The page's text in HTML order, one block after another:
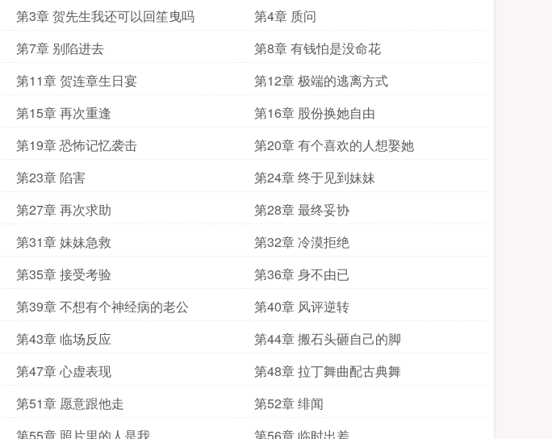
第3章 贺先生我还可以回笙曳吗
第4章 质问
第7章 别陷进去
第8章 有钱怕是没命花
第11章 贺连章生日宴
第12章 极端的逃离方式
第15章 再次重逢
第16章 股份换她自由
第19章 恐怖记忆袭击
第20章 有个喜欢的人想娶她
第23章 陷害
第24章 终于见到妹妹
第27章 再次求助
第28章 最终妥协
第31章 妹妹急救
第32章 冷漠拒绝
第35章 接受考验
第36章 身不由已
第39章 不想有个神经病的老公
第40章 风评逆转
第43章 临场反应
第44章 搬石头砸自己的脚
第47章 心虚表现
第48章 拉丁舞曲配古典舞
第51章 愿意跟他走
第52章 绯闻